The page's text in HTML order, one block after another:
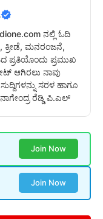
ನಲ್ಲಿ ಓದಿ
ಕ್ರೀಡೆ, ಮನರಂಜನೆ,
ಪ್ರತಿಯೊಂದು ಪ್ರಮುಖ
ಆಗಿರಲು ನಾವು
ಸರಳ ಹಾಗೂ
ರೆಡ್ಡಿ ಪಿ.ಎಲ್
Join Now
Join Now